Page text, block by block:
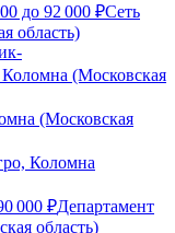
до 92 000 ₽Сеть
область)
(Московская
(Московская
Коломна
000 ₽Департамент
область)